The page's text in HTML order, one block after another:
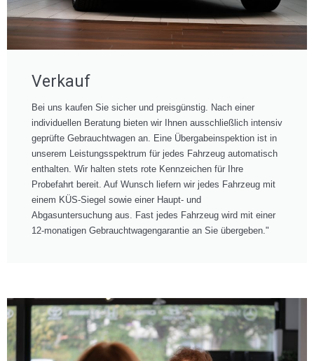
Verkauf
Bei uns kaufen Sie sicher und preisgünstig. Nach einer
individuellen Beratung bieten wir Ihnen ausschließlich intensiv
geprüfte Gebrauchtwagen an. Eine Übergabeinspektion ist in
unserem Leistungsspektrum für jedes Fahrzeug automatisch
enthalten. Wir halten stets rote Kennzeichen für Ihre
Probefahrt bereit. Auf Wunsch liefern wir jedes Fahrzeug mit
einem KÜS-Siegel sowie einer Haupt- und
Abgasuntersuchung aus. Fast jedes Fahrzeug wird mit einer
12-monatigen Gebrauchtwagengarantie an Sie übergeben."